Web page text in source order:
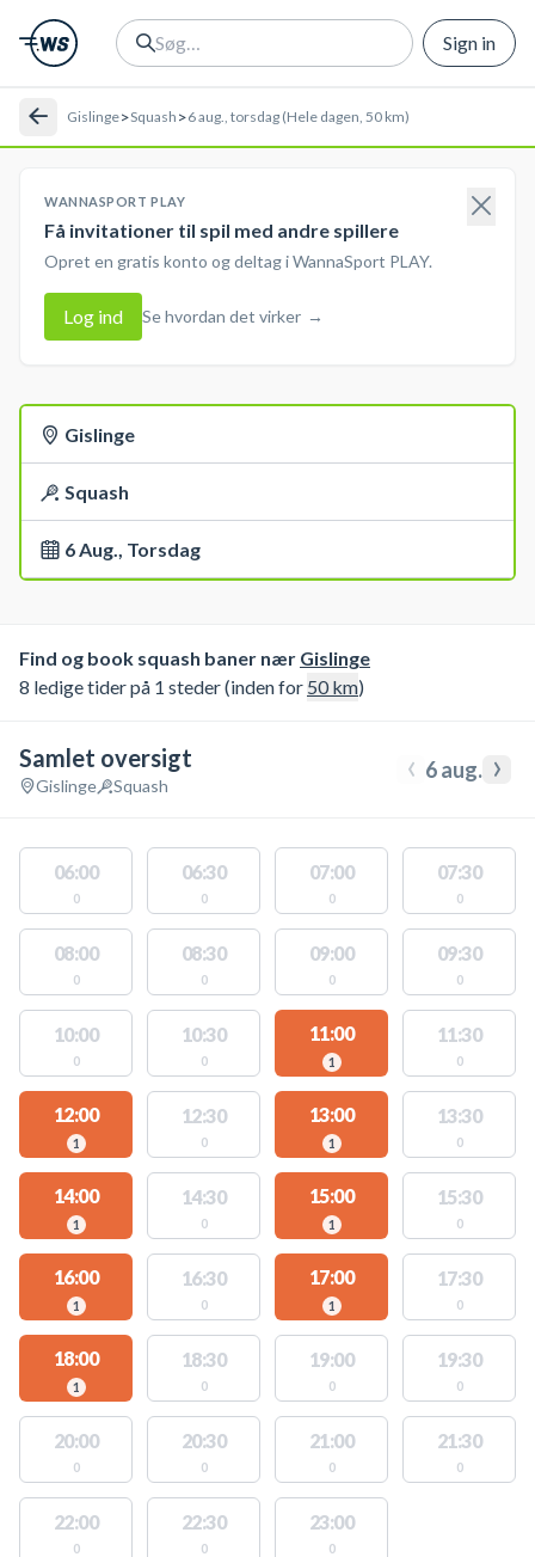
Sign in
Gislinge>Squash >6 aug., torsdag (Hele dagen, 50 km)
WANNASPORT PLAY
Få invitationer til spil med andre spillere
Opret en gratis konto og deltag i WannaSport PLAY.
Log ind Se hvordan det virker →
Gislinge
Squash
6 Aug., Torsdag
Find og book squash baner nær Gislinge
8 ledige tider på 1 steder (inden for 50km)
Samlet oversigt
Gislinge Squash ‹ 6 aug. ›
06:00
0
06:30
0
07:00
0
07:30
0
08:00
0
08:30
0
09:00
0
09:30
0
10:00
0
10:30
0
11:00
1
11:30
0
12:00
1
12:30
0
13:00
1
13:30
0
14:00
1
14:30
0
15:00
1
15:30
0
16:00
1
16:30
0
17:00
1
17:30
0
18:00
1
18:30
0
19:00
0
19:30
0
20:00
0
20:30
0
21:00
0
21:30
0
22:00
0
22:30
0
23:00
0